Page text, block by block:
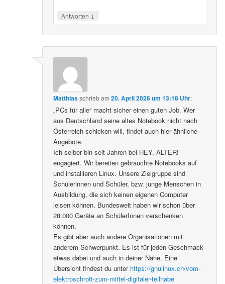
Antworten ↓
Matthiasschriebam20. April 2026 um 13:18 Uhr:
„PCs für alle“ macht sicher einen guten Job. Wer
aus Deutschland seine altes Notebook nicht nach
Österreich schicken will, findet auch hier ähnliche
Angebote.
Ich selber bin seit Jahren bei HEY, ALTER!
engagiert. Wir bereiten gebrauchte Notebooks auf
und installieren Linux. Unsere Zielgruppe sind
Schülerinnen und Schüler, bzw. junge Menschen in
Ausbildung, die sich keinen eigenen Computer
leisen können. Bundesweit haben wir schon über
28.000 Geräte an SchülerInnen verschenken
können.
Es gibt aber auch andere Organisationen mit
anderem Schwerpunkt. Es ist für jeden Geschmack
etwas dabei und auch in deiner Nähe. Eine
Übersicht findest du unter https://gnulinux.ch/vom-
elektroschrott-zum-mittel-digitaler-teilhabe